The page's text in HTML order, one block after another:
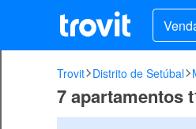
Trovit Distrito de Setúbal
7 apartamentos